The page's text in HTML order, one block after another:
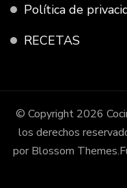
Política de
RECETAS
© Copyright 2026
los derechos
por Blossom Themes